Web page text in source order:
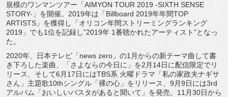
規模のワンマンツアー「AIMYON TOUR 2019 -SIXTH SENSE
STORY-」を開催。2019年は「Billboard 2019年年間TOP
ARTISTS」を獲得し「オリコン年間ストリーミングランキング
2019」でも1位を記録し”2019年 1番聴かれたアーティスト”となっ
た。
2020年、日本テレビ「news zero」の1月からの新テーマ曲して書
き下ろした楽曲、「さよならの今日に」を2月14日に配信限定でリ
リース、 そして6月17日にはTBS系 火曜ドラマ「私の家政夫ナギサ
さん」主題歌10thシングル「裸の心」をリリース、9月9日には3rd
アルバム「おいしいパスタがあると聞いて」を発売。 11月30日から